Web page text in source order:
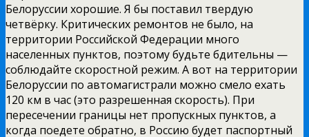
Белоруссии хорошие. Я бы поставил твердую
четвёрку. Критических ремонтов не было, на
территории Российской Федерации много
населенных пунктов, поэтому будьте бдительны —
соблюдайте скоростной режим. А вот на территории
Белоруссии по автомагистрали можно смело ехать
120 км в час (это разрешенная скорость). При
пересечении границы нет пропускных пунктов, а
когда поедете обратно, в Россию будет паспортный